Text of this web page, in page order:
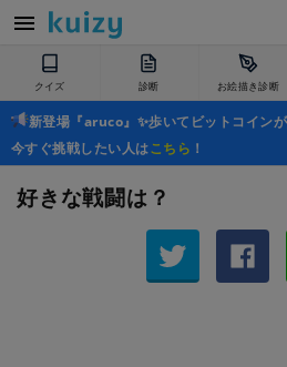
クイズ 診断 お絵描き診断
新登場『aruco』✨歩いてビットコイン
今すぐ挑戦したい人はこちら ！
好きな戦闘は？